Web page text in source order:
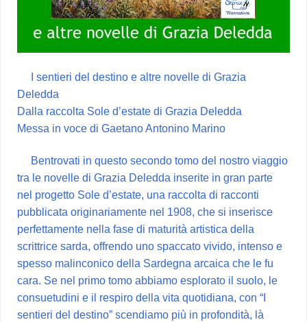
I sentieri del destino e altre novelle di Grazia
Deledda
Dalla raccolta Sole d’estate di Grazia Deledda
Messa in voce di Gaetano Antonino Marino
Bentrovati in questo secondo tomo del nostro viaggio
tra le novelle di Grazia Deledda inserite in gran parte
nel progetto Sole d’estate, una raccolta di racconti
pubblicata originariamente nel 1908, che si inserisce
perfettamente nella fase di maturità artistica della
scrittrice sarda, offrendo uno spaccato vivido, intenso e
spesso malinconico della Sardegna arcaica che le fu
cara. Se nel primo tomo abbiamo esplorato il suolo, le
consuetudini e il respiro della vita quotidiana, con “I
sentieri del destino” scendiamo più in profondità, là